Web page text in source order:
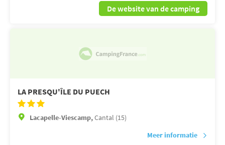
De website van de camping
LA PRESQU'ÎLE DU PUECH
Lacapelle-Viescamp,Cantal (15)
Meer informatie